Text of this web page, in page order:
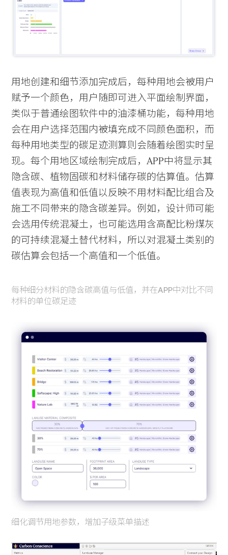
用地创建和细节添加完成后，每种用地会被用户
赋予一个颜色，用户随即可进入平面绘制界面，
类似于普通绘图软件中的油漆桶功能，每种用地
会在用户选择范围内被填充成不同颜色面积，而
每种用地类型的碳足迹测算则会随着绘图实时呈
现。每个用地区域绘制完成后，APP中将显示其
隐含碳、植物固碳和材料储存碳的估算值。估算
值表现为高值和低值以反映不用材料配比组合及
施工不同带来的隐含碳差异。例如，设计师可能
会选用传统混凝土，也可能选用含高配比粉煤灰
的可持续混凝土替代材料，所以对混凝土类别的
碳估算会包括一个高值和一个低值。
每种细分材料的隐含碳高值与低值，并在APP中对比不同
材料的单位碳足迹
细化调节用地参数，增加子级菜单描述
Voices